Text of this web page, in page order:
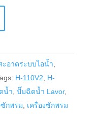
ะอาดระบบไอน้ำ,
H-110V2, H-
น้ำ, ปั๊มฉีดน้ำ Lavor,
ซักพรม, เครื่องซักพรม